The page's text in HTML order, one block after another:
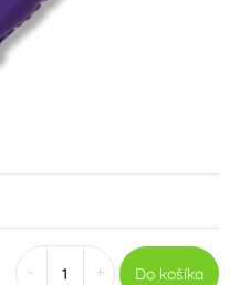
+ Do košíka